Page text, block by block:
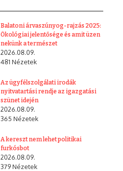
Balatoni árvaszúnyog-rajzás 2025:
Ökológiai jelentősége és amit üzen
nekünk a természet
2026.08.09.
481 Nézetek
Az ügyfélszolgálati irodák
nyitvatartási rendje az igazgatási
szünet idején
2026.08.09.
365 Nézetek
A kereszt nem lehet politikai
furkósbot
2026.08.09.
379 Nézetek